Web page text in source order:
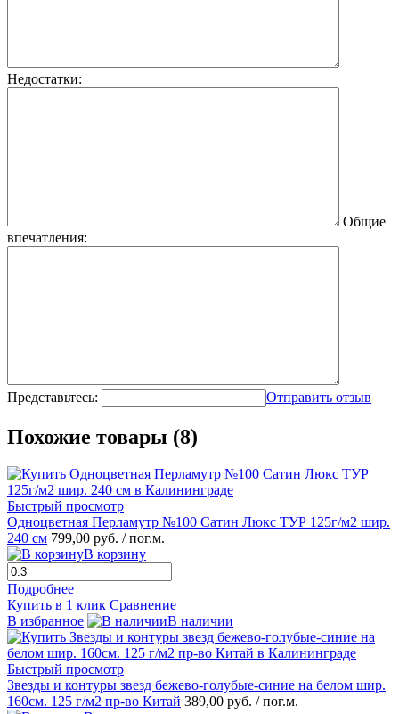
Недостатки:
Общие
впечатления:
Представьтесь: Отправить отзыв
Похожие товары (8)
Быстрый просмотр
Одноцветная Перламутр №100 Сатин Люкс ТУР 125г/м2 шир.
240 см 799,00 руб. / пог.м.
В корзину
Подробнее
Купить в 1 клик Сравнение
В избранное
В наличии
Быстрый просмотр
Звезды и контуры звезд бежево-голубые-синие на белом шир.
160см. 125 г/м2 пр-во Китай 389,00 руб. / пог.м.